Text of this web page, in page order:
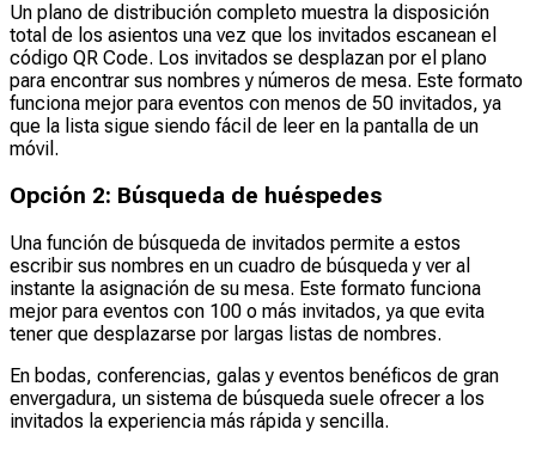
Un plano de distribución completo muestra la disposición
total de los asientos una vez que los invitados escanean el
código QR Code. Los invitados se desplazan por el plano
para encontrar sus nombres y números de mesa. Este formato
funciona mejor para eventos con menos de 50 invitados, ya
que la lista sigue siendo fácil de leer en la pantalla de un
móvil.
Opción 2: Búsqueda de huéspedes
Una función de búsqueda de invitados permite a estos
escribir sus nombres en un cuadro de búsqueda y ver al
instante la asignación de su mesa. Este formato funciona
mejor para eventos con 100 o más invitados, ya que evita
tener que desplazarse por largas listas de nombres.
En bodas, conferencias, galas y eventos benéficos de gran
envergadura, un sistema de búsqueda suele ofrecer a los
invitados la experiencia más rápida y sencilla.